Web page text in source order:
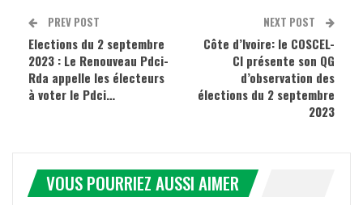
PREV POST
Elections du 2 septembre
2023 : Le Renouveau Pdci-
Rda appelle les électeurs
à voter le Pdci…
NEXT POST
Côte d’Ivoire: le COSCEL-
CI présente son QG
d’observation des
élections du 2 septembre
2023
VOUS POURRIEZ AUSSI AIMER